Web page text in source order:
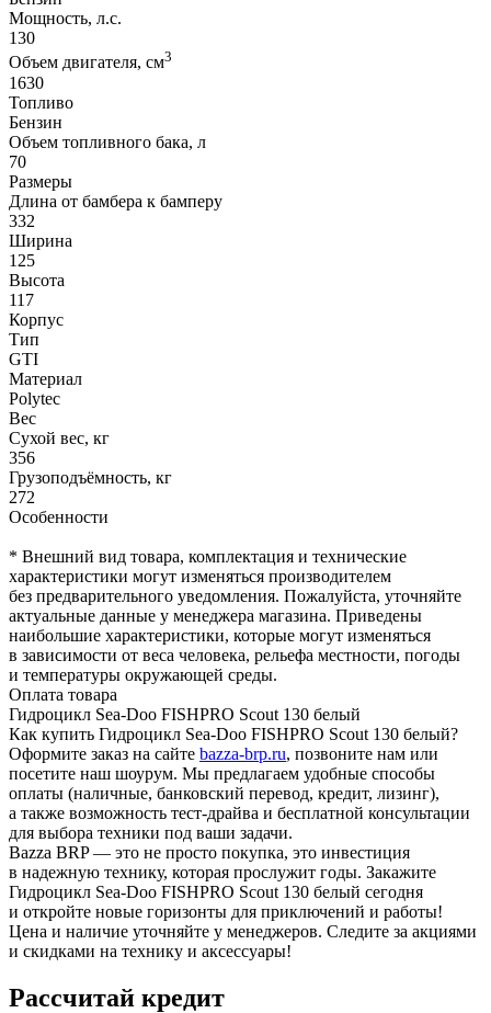
Мощность, л.с.
130
Объем двигателя, см3
1630
Топливо
Бензин
Объем топливного бака, л
70
Размеры
Длина от бамбера к бамперу
332
Ширина
125
Высота
117
Корпус
Тип
GTI
Материал
Polytec
Вес
Сухой вес, кг
356
Грузоподъёмность, кг
272
Особенности
* Внешний вид товара, комплектация и технические
характеристики могут изменяться производителем
без предварительного уведомления. Пожалуйста, уточняйте
актуальные данные у менеджера магазина. Приведены
наибольшие характеристики, которые могут изменяться
в зависимости от веса человека, рельефа местности, погоды
и температуры окружающей среды.
Оплата товара
Гидроцикл Sea-Doo FISHPRO Scout 130 белый
Как купить Гидроцикл Sea-Doo FISHPRO Scout 130 белый?
Оформите заказ на сайте bazza-brp.ru, позвоните нам или
посетите наш шоурум. Мы предлагаем удобные способы
оплаты (наличные, банковский перевод, кредит, лизинг),
а также возможность тест-драйва и бесплатной консультации
для выбора техники под ваши задачи.
Bazza BRP — это не просто покупка, это инвестиция
в надежную технику, которая прослужит годы. Закажите
Гидроцикл Sea-Doo FISHPRO Scout 130 белый сегодня
и откройте новые горизонты для приключений и работы!
Цена и наличие уточняйте у менеджеров. Следите за акциями
и скидками на технику и аксессуары!
Рассчитай кредит